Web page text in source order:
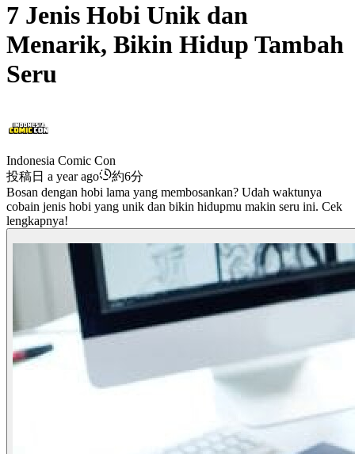
7 Jenis Hobi Unik dan
Menarik, Bikin Hidup Tambah
Seru
Indonesia Comic Con
投稿日 a year ago
約6分
Bosan dengan hobi lama yang membosankan? Udah waktunya
cobain jenis hobi yang unik dan bikin hidupmu makin seru ini. Cek
lengkapnya!